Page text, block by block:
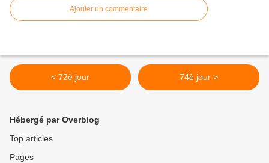
Ajouter un commentaire
< 72è jour 74è jour >
Hébergé par Overblog
Top articles
Pages